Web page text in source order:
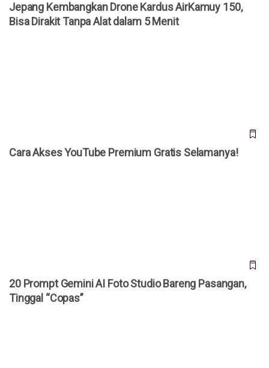
Jepang Kembangkan Drone Kardus AirKamuy 150,
Bisa Dirakit Tanpa Alat dalam 5 Menit
Cara Akses YouTube Premium Gratis Selamanya!
20 Prompt Gemini AI Foto Studio Bareng Pasangan,
Tinggal “Copas”